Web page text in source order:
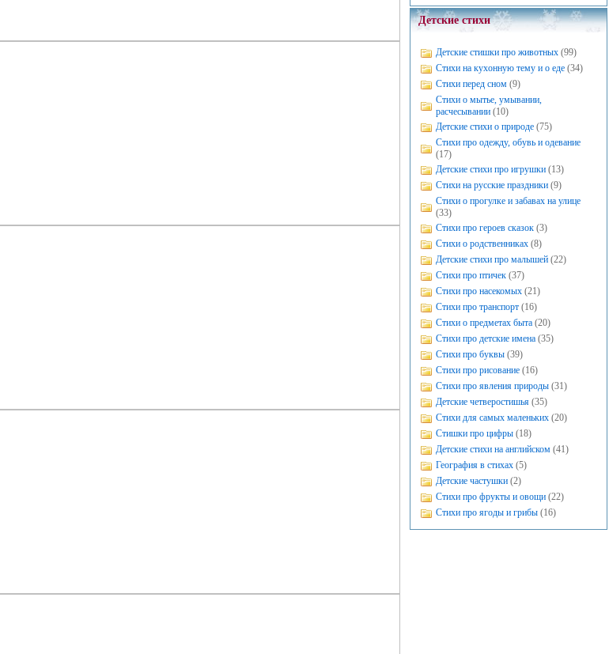
Детские стихи
Детские стишки про животных (99)
Стихи на кухонную тему и о еде (34)
Стихи перед сном (9)
Стихи о мытье, умывании,
расчесывании (10)
Детские стихи о природе (75)
Стихи про одежду, обувь и одевание
(17)
Детские стихи про игрушки (13)
Стихи на русские праздники (9)
Стихи о прогулке и забавах на улице
(33)
Стихи про героев сказок (3)
Стихи о родственниках (8)
Детские стихи про малышей (22)
Стихи про птичек (37)
Стихи про насекомых (21)
Стихи про транспорт (16)
Стихи о предметах быта (20)
Стихи про детские имена (35)
Стихи про буквы (39)
Стихи про рисование (16)
Стихи про явления природы (31)
Детские четверостишья (35)
Стихи для самых маленьких (20)
Стишки про цифры (18)
Детские стихи на английском (41)
География в стихах (5)
Детские частушки (2)
Стихи про фрукты и овощи (22)
Стихи про ягоды и грибы (16)